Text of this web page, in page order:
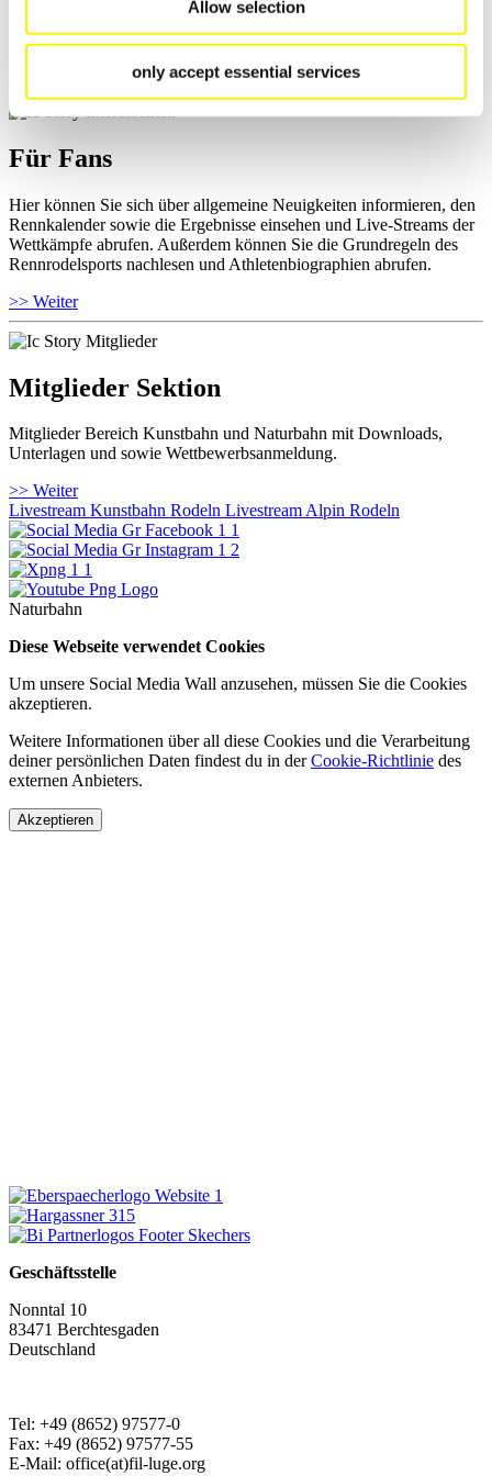
Allow selection
only accept essential services
und Informationen zu Wettkämpfen abrufen. Außerdem können Sie
Ihre Athletenbiographie ansehen.
Für Fans
Hier können Sie sich über allgemeine Neuigkeiten informieren, den
Rennkalender sowie die Ergebnisse einsehen und Live-Streams der
Wettkämpfe abrufen. Außerdem können Sie die Grundregeln des
Rennrodelsports nachlesen und Athletenbiographien abrufen.
>> Weiter
Mitglieder Sektion
Mitglieder Bereich Kunstbahn und Naturbahn mit Downloads,
Unterlagen und sowie Wettbewerbsanmeldung.
>> Weiter
Livestream Kunstbahn Rodeln Livestream Alpin Rodeln
Naturbahn
Diese Webseite verwendet Cookies
Um unsere Social Media Wall anzusehen, müssen Sie die Cookies
akzeptieren.
Weitere Informationen über all diese Cookies und die Verarbeitung
deiner persönlichen Daten findest du in derCookie-Richtlinie des
externen Anbieters.
Akzeptieren
Geschäftsstelle
Nonntal 10
83471 Berchtesgaden
Deutschland
Tel: +49 (8652) 97577-0
Fax: +49 (8652) 97577-55
E-Mail: office(at)fil-luge.org